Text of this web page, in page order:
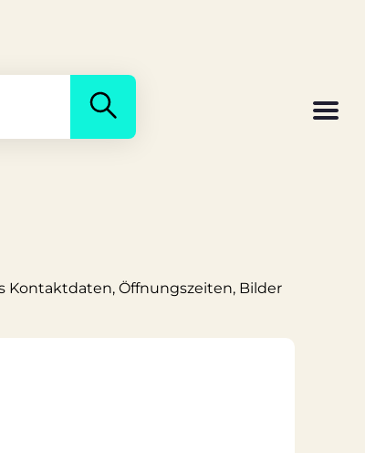
Kontaktdaten, Öffnungszeiten, Bilder